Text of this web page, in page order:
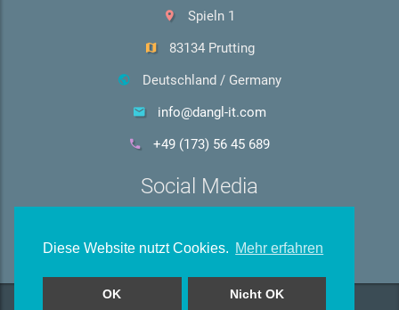
Diese Website nutzt Cookies. Mehr erfahren
OK Nicht OK
Spieln 1
83134 Prutting
Deutschland / Germany
info@dangl-it.com
+49 (173) 56 45 689
Social Media